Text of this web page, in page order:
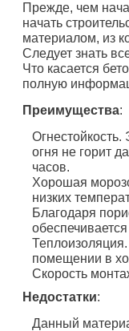
Прежде, чем
начать
материалом, из
Следует знать
Что касается
полную
Преимущества:
огня не горит
часов.
Хорошая
низких
Благодаря
помещении в
Скорость
Недостатки:
Данный